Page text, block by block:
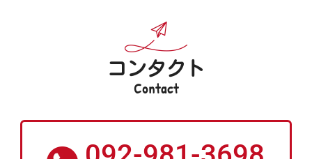
コンタクト
Contact